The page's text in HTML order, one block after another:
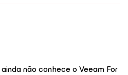
não conhece o Veeam For